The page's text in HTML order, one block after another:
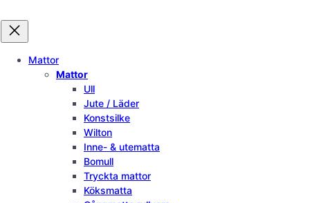
Mattor
Mattor
Ull
Jute / Läder
Konstsilke
Wilton
Inne- & utematta
Bomull
Tryckta mattor
Köksmatta